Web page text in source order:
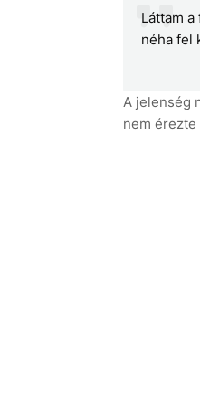
Láttam
néha fel
A jelenség
nem érezte